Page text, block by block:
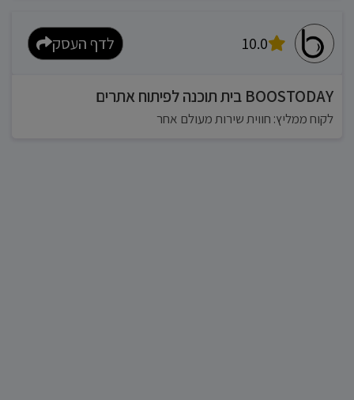
10.0 לדף העסק
BOOSTODAY בית תוכנה לפיתוח אתרים
לקוח ממליץ: חווית שירות מעולם אחר